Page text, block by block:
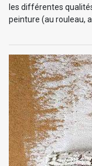
les différentes
peinture (au rouleau,